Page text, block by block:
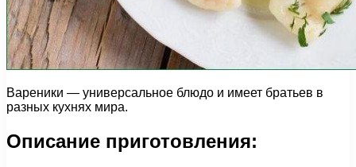
Вареники — универсальное блюдо и имеет братьев в
разных кухнях мира.
Описание приготовления: